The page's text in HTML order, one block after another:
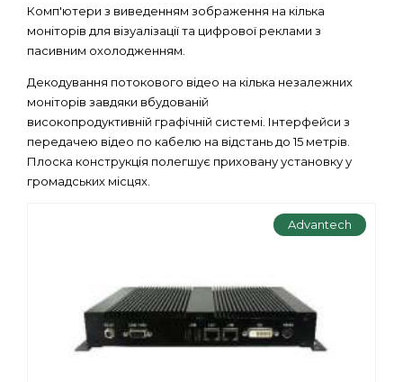
Комп'ютери з виведенням зображення на кілька
моніторів для візуалізації та цифрової реклами з
пасивним охолодженням.
Декодування потокового відео на кілька незалежних
моніторів завдяки вбудованій
високопродуктивній графічній системі. Інтерфейси з
передачею відео по кабелю на відстань до 15 метрів.
Плоска конструкція полегшує приховану установку у
громадських місцях.
Advantech